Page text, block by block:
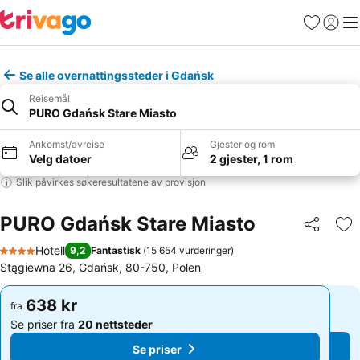
Favoritter
Logg
Se alle overnattingssteder i Gdańsk
Reisemål
PURO Gdańsk Stare Miasto
Ankomst/avreise
Velg datoer
Gjester og rom
2 gjester, 1 rom
Slik påvirkes søkeresultatene av provisjon
PURO Gdańsk Stare Miasto Del
4 Stjerner
Hotell 9,2 Fantastisk (15 654 vurderinger)
Stągiewna 26, Gdańsk, 80-750, Polen
fra 638 kr
Se priser fra 20 nettsteder
Se priser
fra 638 kr
Se priser fra 20 nettsteder
Se priser